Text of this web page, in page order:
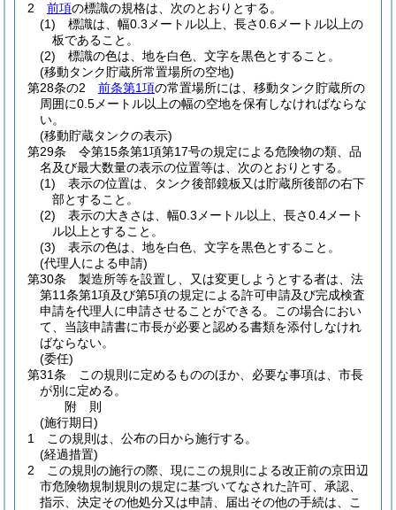
2
前項の標識の規格は、次のとおりとする。
(1)
標識は、幅0.3メートル以上、長さ0.6メートル以上の
板であること。
(2)
標識の色は、地を白色、文字を黒色とすること。
(移動タンク貯蔵所常置場所の空地)
第28条の2
前条第1項の常置場所には、移動タンク貯蔵所の
周囲に0.5メートル以上の幅の空地を保有しなければならな
い。
(移動貯蔵タンクの表示)
第29条
令第15条第1項第17号の規定による危険物の類、品
名及び最大数量の表示の位置等は、次のとおりとする。
(1)
表示の位置は、タンク後部鏡板又は貯蔵所後部の右下
部とすること。
(2)
表示の大きさは、幅0.3メートル以上、長さ0.4メート
ル以上とすること。
(3)
表示の色は、地を白色、文字を黒色とすること。
(代理人による申請)
第30条
製造所等を設置し、又は変更しようとする者は、法
第11条第1項及び第5項の規定による許可申請及び完成検査
申請を代理人に申請させることができる。
この場合におい
て、当該申請書に市長が必要と認める書類を添付しなけれ
ばならない。
(委任)
第31条
この規則に定めるもののほか、必要な事項は、市長
が別に定める。
附 則
(施行期日)
1
この規則は、公布の日から施行する。
(経過措置)
2
この規則の施行の際、現にこの規則による改正前の京田辺
市危険物規制規則の規定に基づいてなされた許可、承認、
指示、決定その他処分又は申請、届出その他の手続は、こ